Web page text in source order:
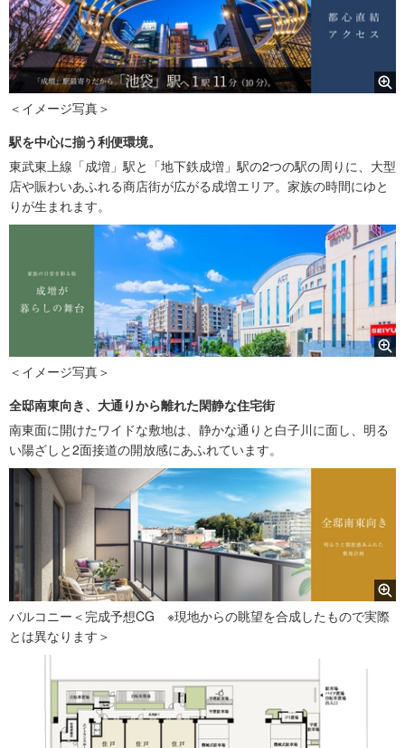
＜イメージ写真＞
駅を中心に揃う利便環境。
東武東上線「成増」駅と「地下鉄成増」駅の2つの駅の周りに、大型
店や賑わいあふれる商店街が広がる成増エリア。家族の時間にゆと
りが生まれます。
＜イメージ写真＞
全邸南東向き、大通りから離れた閑静な住宅街
南東面に開けたワイドな敷地は、静かな通りと白子川に面し、明る
い陽ざしと2面接道の開放感にあふれています。
バルコニー＜完成予想CG ※現地からの眺望を合成したもので実際
とは異なります＞